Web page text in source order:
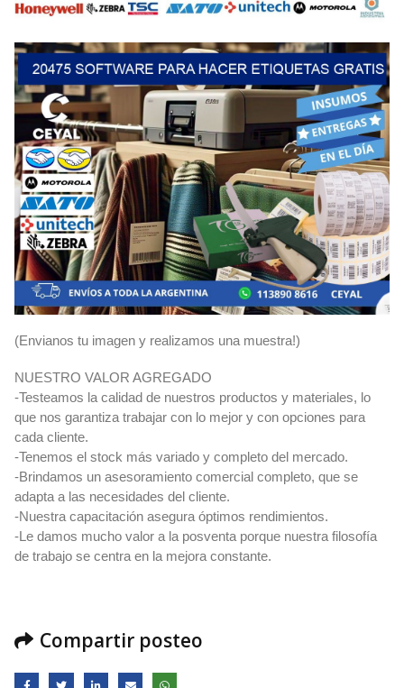
(Envianos tu imagen y realizamos una muestra!)
NUESTRO VALOR AGREGADO
-Testeamos la calidad de nuestros productos y materiales, lo
que nos garantiza trabajar con lo mejor y con opciones para
cada cliente.
-Tenemos el stock más variado y completo del mercado.
-Brindamos un asesoramiento comercial completo, que se
adapta a las necesidades del cliente.
-Nuestra capacitación asegura óptimos rendimientos.
-Le damos mucho valor a la posventa porque nuestra filosofía
de trabajo se centra en la mejora constante.
Compartir posteo